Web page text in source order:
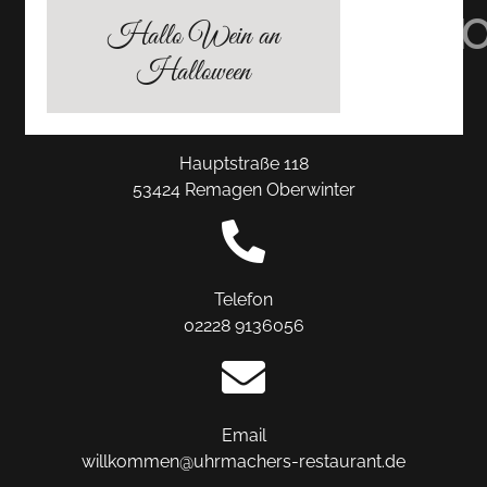
TRIPADVISOR
INSTAGRAM
Hauptstraße 118
53424 Remagen Oberwinter
Telefon
02228 9136056
Email
willkommen@uhrmachers-restaurant.de
Hallo Wein an
Halloween